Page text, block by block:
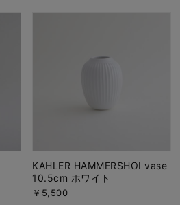
KAHLER HAMMERSHOI vase
10.5cm ホワイト
￥5,500